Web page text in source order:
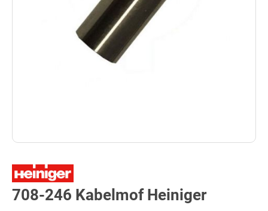
708-246 Kabelmof Heiniger